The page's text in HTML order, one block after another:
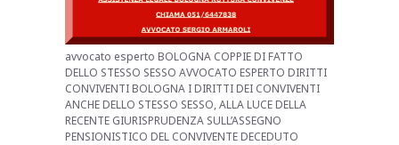
avvocato esperto BOLOGNA COPPIE DI FATTO
DELLO STESSO SESSO AVVOCATO ESPERTO DIRITTI
CONVIVENTI BOLOGNA I DIRITTI DEI CONVIVENTI
ANCHE DELLO STESSO SESSO, ALLA LUCE DELLA
RECENTE GIURISPRUDENZA SULL’ASSEGNO
PENSIONISTICO DEL CONVIVENTE DECEDUTO